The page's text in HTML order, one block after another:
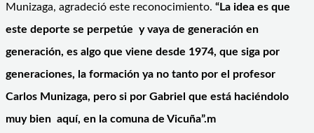
Munizaga, agradeció este reconocimiento. “La idea es que
este deporte se perpetúe y vaya de generación en
generación, es algo que viene desde 1974, que siga por
generaciones, la formación ya no tanto por el profesor
Carlos Munizaga, pero si por Gabriel que está haciéndolo
muy bien aquí, en la comuna de Vicuña”.m